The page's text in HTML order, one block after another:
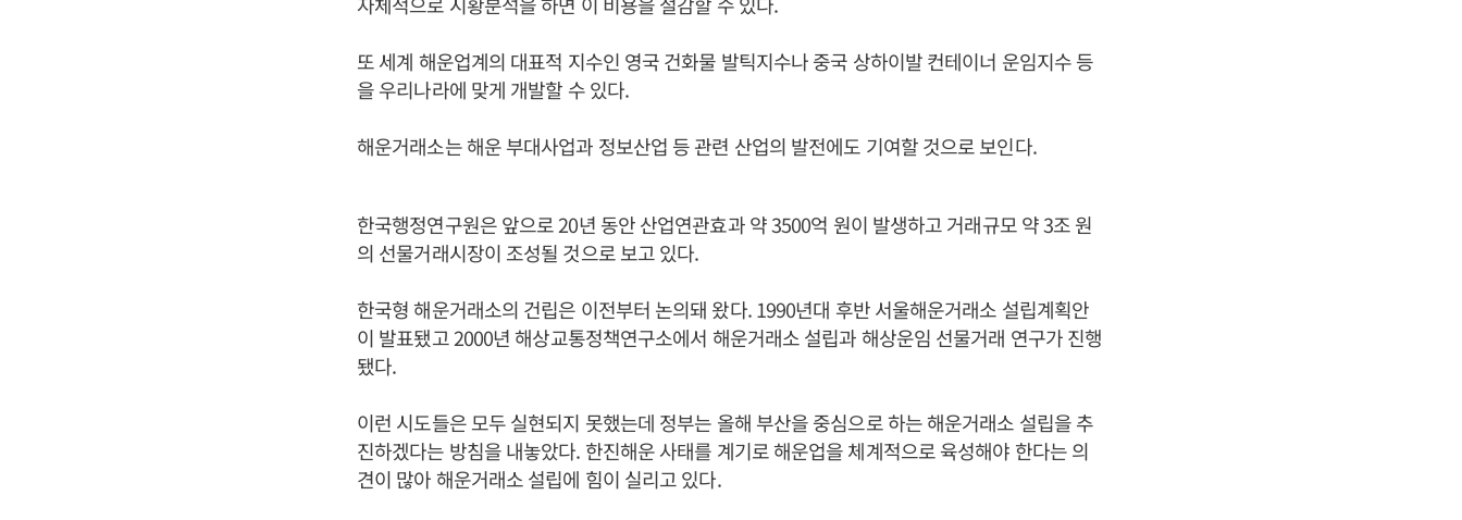
또 세계 해운업계의 대표적 지수인 영국 건화물 발틱지수나 중국 상하이발 컨테이너 운임지수 등
을 우리나라에 맞게 개발할 수 있다.
해운거래소는 해운 부대사업과 정보산업 등 관련 산업의 발전에도 기여할 것으로 보인다.
한국행정연구원은 앞으로 20년 동안 산업연관효과 약 3500억 원이 발생하고 거래규모 약 3조 원
의 선물거래시장이 조성될 것으로 보고 있다.
한국형 해운거래소의 건립은 이전부터 논의돼 왔다. 1990년대 후반 서울해운거래소 설립계획안
이 발표됐고 2000년 해상교통정책연구소에서 해운거래소 설립과 해상운임 선물거래 연구가 진행
됐다.
이런 시도들은 모두 실현되지 못했는데 정부는 올해 부산을 중심으로 하는 해운거래소 설립을 추
진하겠다는 방침을 내놓았다. 한진해운 사태를 계기로 해운업을 체계적으로 육성해야 한다는 의
견이 많아 해운거래소 설립에 힘이 실리고 있다.